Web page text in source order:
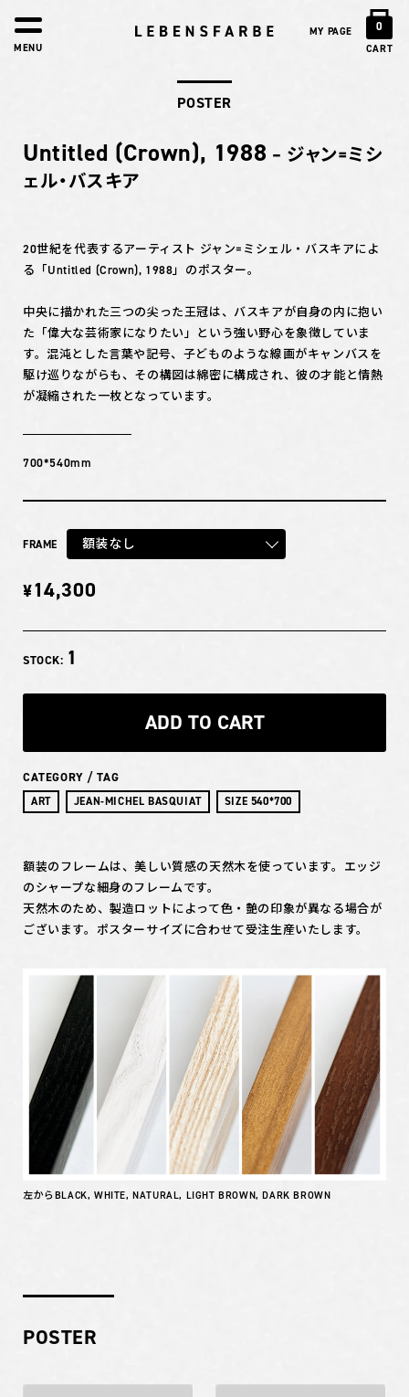
MY PAGE 0
CART
MENU
POSTER
Untitled (Crown), 1988 – ジャン=ミシ
ェル・バスキア
20世紀を代表するアーティスト ジャン=ミシェル・バスキアによ
る「Untitled (Crown), 1988」のポスター。
中央に描かれた三つの尖った王冠は、バスキアが自身の内に抱い
た「偉大な芸術家になりたい」という強い野心を象徴していま
す。混沌とした言葉や記号、子どものような線画がキャンバスを
駆け巡りながらも、その構図は綿密に構成され、彼の才能と情熱
が凝縮された一枚となっています。
700*540mm
FRAME 額装なし
¥14,300
STOCK: 1
ADD TO CART
CATEGORY / TAG
ART JEAN-MICHEL BASQUIAT SIZE 540*700
額装のフレームは、美しい質感の天然木を使っています。エッジ
のシャープな細身のフレームです。
天然木のため、製造ロットによって色・艶の印象が異なる場合が
ございます。ポスターサイズに合わせて受注生産いたします。
左からBLACK, WHITE, NATURAL, LIGHT BROWN, DARK BROWN
POSTER